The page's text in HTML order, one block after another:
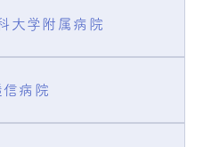
大学附属病院
信病院